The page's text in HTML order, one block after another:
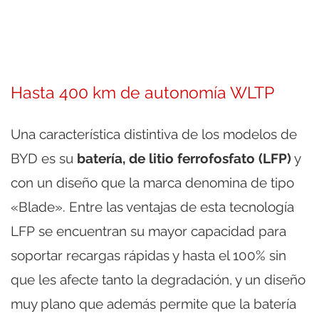
Hasta 400 km de autonomía WLTP
Una característica distintiva de los modelos de
BYD es su batería, de litio ferrofosfato (LFP)y
con un diseño que la marca denomina de tipo
«Blade». Entre las ventajas de esta tecnología
LFP se encuentran su mayor capacidad para
soportar recargas rápidas y hasta el 100% sin
que les afecte tanto la degradación, y un diseño
muy plano que además permite que la batería